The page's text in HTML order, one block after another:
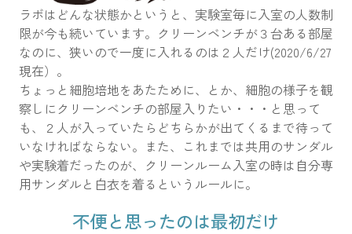
ラボはどんな状態かというと、実験室毎に入室の人数制
限が今も続いています。クリーンベンチが３台ある部屋
なのに、狭いので一度に入れるのは２人だけ(2020/6/27
現在）。
ちょっと細胞培地をあたために、とか、細胞の様子を観
察しにクリーンベンチの部屋入りたい・・・と思って
も、２人が入っていたらどちらかが出てくるまで待って
いなければならない。また、これまでは共用のサンダル
や実験着だったのが、クリーンルーム入室の時は自分専
用サンダルと白衣を着るというルールに。
不便と思ったのは最初だけ